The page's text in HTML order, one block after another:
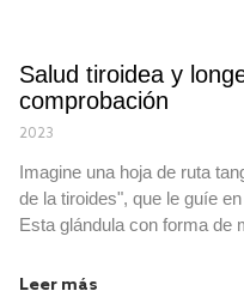
Salud tiroidea y
comprobación
2023
Imagine una hoja de ruta
de la tiroides", que le guíe
Esta glándula con forma de
Leer más